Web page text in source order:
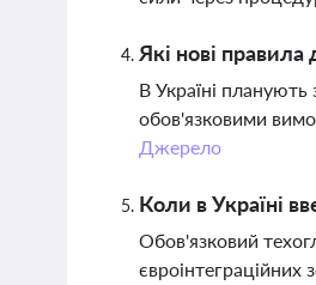
Які нові правила
В Україні планують
обов'язковими
Джерело
Коли в Україні
Обов'язковий
євроінтеграційних